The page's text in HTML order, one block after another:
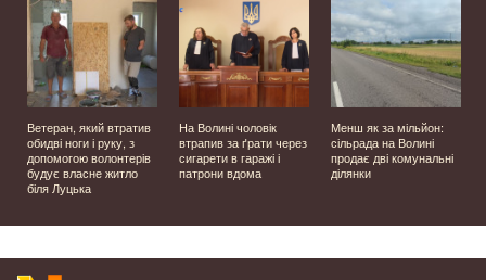
Ветеран, який втратив
обидві ноги і руку, з
допомогою волонтерів
будує власне житло
біля Луцька
На Волині чоловік
втрапив за ґрати через
сигарети в гаражі і
патрони вдома
Менш як за мільйон:
сільрада на Волині
продає дві комунальні
ділянки